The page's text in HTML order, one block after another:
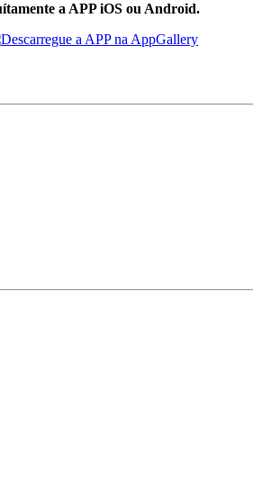
a APP iOS ou Android.